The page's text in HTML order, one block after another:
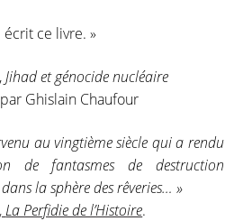
écrit ce livre. »
Jihad et génocide nucléaire
Ghislain Chaufour
au vingtième siècle qui a rendu
de fantasmes de destruction
la sphère des rêveries… »
La Perfidie de l’Histoire.